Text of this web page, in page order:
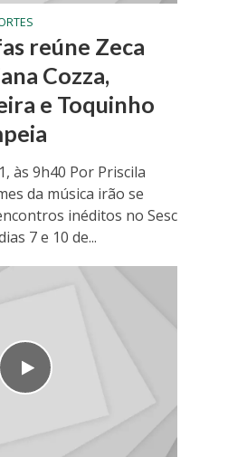
reúne Zeca
Cozza,
e Toquinho
às 9h40 Por Priscila
da música irão se
inéditos no Sesc
7 e 10 de...